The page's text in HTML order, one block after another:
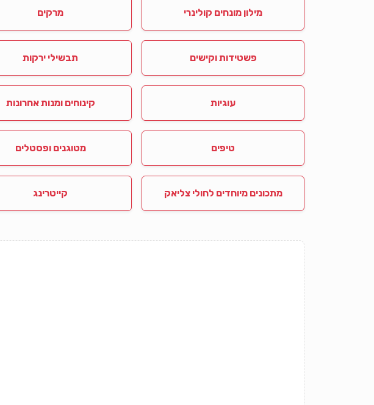
מילון מונחים קולינרי מרקים
פשטידות וקישים תבשילי ירקות
עוגיות קינוחים ומנות אחרונות
טיפים מטוגנים ופסטלים
מתכונים מיוחדים לחולי צליאק קייטרינג